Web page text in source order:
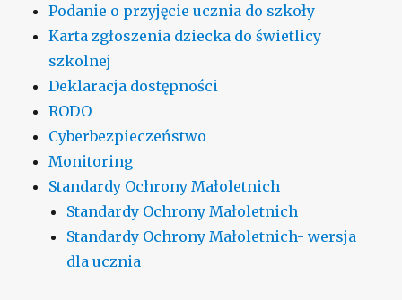
Podanie o przyjęcie ucznia do szkoły
Karta zgłoszenia dziecka do świetlicy
szkolnej
Deklaracja dostępności
RODO
Cyberbezpieczeństwo
Monitoring
Standardy Ochrony Małoletnich
Standardy Ochrony Małoletnich
Standardy Ochrony Małoletnich- wersja
dla ucznia